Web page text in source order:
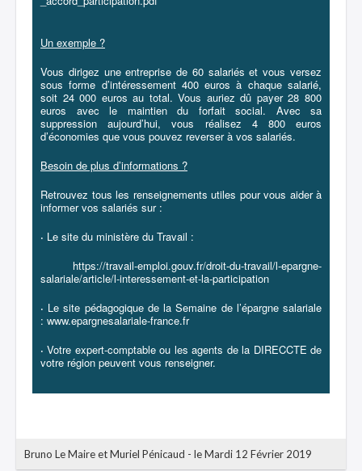
Un exemple ?
Vous dirigez une entreprise de 60 salariés et vous versez
sous forme d’intéressement 400 euros à chaque salarié,
soit 24 000 euros au total. Vous auriez dû payer 28 800
euros avec le maintien du forfait social. Avec sa
suppression aujourd’hui, vous réalisez 4 800 euros
d’économies que vous pouvez reverser à vos salariés.
Besoin de plus d’informations ?
Retrouvez tous les renseignements utiles pour vous aider à
informer vos salariés sur :
· Le site du ministère du Travail :
https://travail-emploi.gouv.fr/droit-du-travail/l-epargne-
salariale/article/l-interessement-et-la-participation
· Le site pédagogique de la Semaine de l’épargne salariale
: www.epargnesalariale-france.fr
· Votre expert-comptable ou les agents de la DIRECCTE de
votre région peuvent vous renseigner.
Bruno Le Maire et Muriel Pénicaud - le Mardi 12 Février 2019